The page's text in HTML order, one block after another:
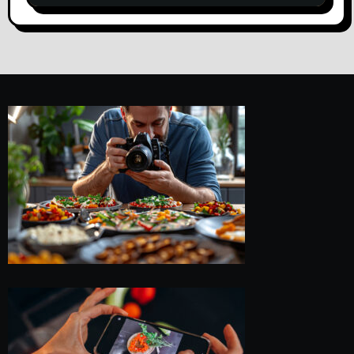
para todas tus redes sociales en un
día. De 15 o 30 reels en un día.